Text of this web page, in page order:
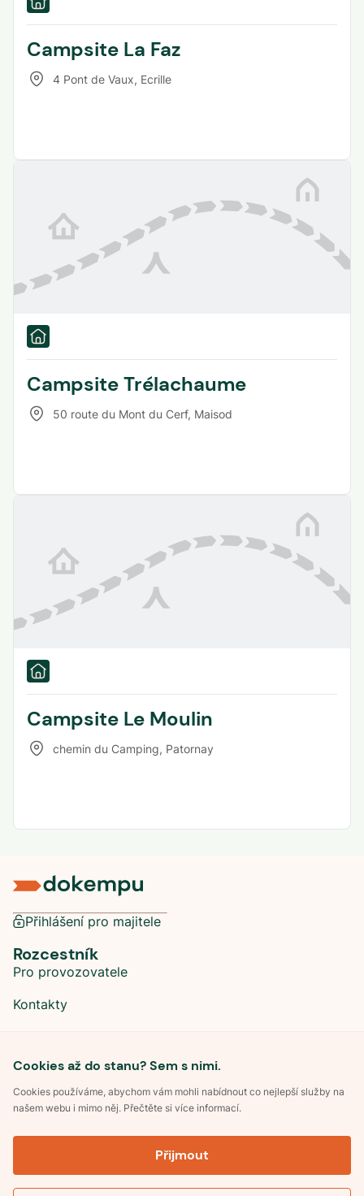
Campsite La Faz
4 Pont de Vaux, Ecrille
Campsite Trélachaume
50 route du Mont du Cerf, Maisod
Campsite Le Moulin
chemin du Camping, Patornay
Cookies až do stanu? Sem s nimi.
Cookies používáme, abychom vám mohli nabídnout co nejlepší služby na
našem webu i mimo něj. Přečtěte si více informací.
Přijmout
Přihlášení pro majitele
Rozcestník
Pro provozovatele
Kontakty
Pravidla soutěže Kemp roku